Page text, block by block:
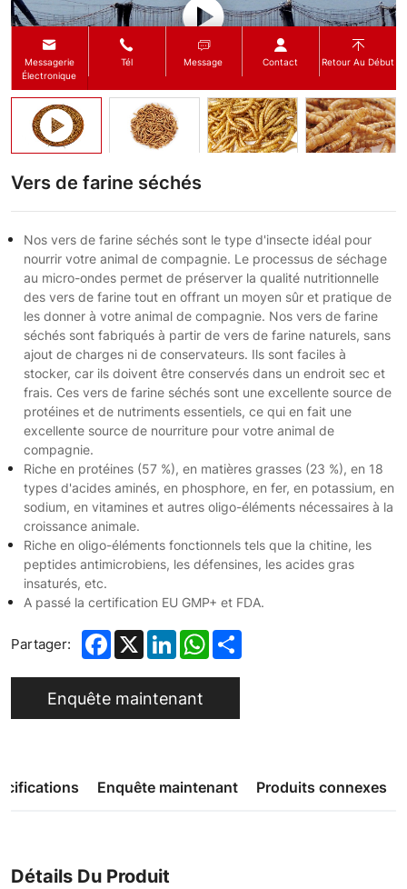
Vers de farine séchés
Nos vers de farine séchés sont le type d'insecte idéal pour
nourrir votre animal de compagnie. Le processus de séchage
au micro-ondes permet de préserver la qualité nutritionnelle
des vers de farine tout en offrant un moyen sûr et pratique de
les donner à votre animal de compagnie. Nos vers de farine
séchés sont fabriqués à partir de vers de farine naturels, sans
ajout de charges ni de conservateurs. Ils sont faciles à
stocker, car ils doivent être conservés dans un endroit sec et
frais. Ces vers de farine séchés sont une excellente source de
protéines et de nutriments essentiels, ce qui en fait une
excellente source de nourriture pour votre animal de
compagnie.
Riche en protéines (57 %), en matières grasses (23 %), en 18
types d'acides aminés, en phosphore, en fer, en potassium, en
sodium, en vitamines et autres oligo-éléments nécessaires à la
croissance animale.
Riche en oligo-éléments fonctionnels tels que la chitine, les
peptides antimicrobiens, les défensines, les acides gras
insaturés, etc.
A passé la certification EU GMP+ et FDA.
Partager: Facebook
X LinkedInWhatsApp
Enquête maintenant
Enquête maintenant Produits connexes
Détails Du Produit